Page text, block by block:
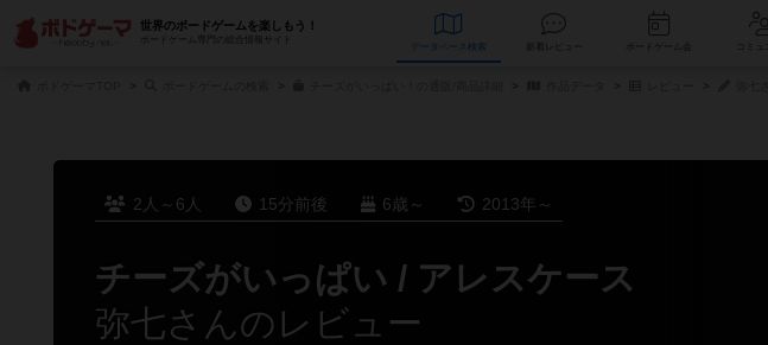
世界のボードゲームを楽しもう！
ボードゲーム専門の総合情報サイト
データベース
2人～6人 15分前後 6歳～ 2013年～
チーズがいっぱい / アレスケース
弥七さんのレビュー